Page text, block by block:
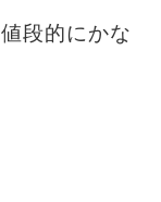
段的にかな